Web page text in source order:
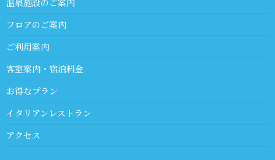
温泉施設のご案内
フロアのご案内
ご利用案内
客室案内・宿泊料金
お得なプラン
イタリアンレストラン
アクセス